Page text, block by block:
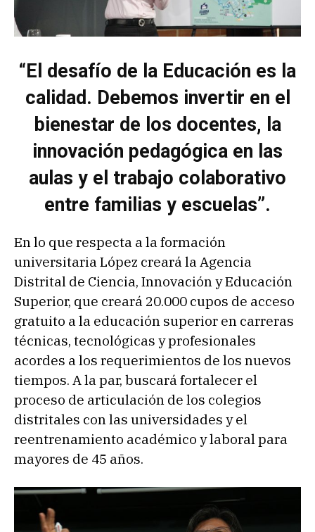
“El desafío de la Educación es la
calidad. Debemos invertir en el
bienestar de los docentes, la
innovación pedagógica en las
aulas y el trabajo colaborativo
entre familias y escuelas”.
En lo que respecta a la formación
universitaria López creará la Agencia
Distrital de Ciencia, Innovación y Educación
Superior, que creará 20.000 cupos de acceso
gratuito a la educación superior en carreras
técnicas, tecnológicas y profesionales
acordes a los requerimientos de los nuevos
tiempos. A la par, buscará fortalecer el
proceso de articulación de los colegios
distritales con las universidades y el
reentrenamiento académico y laboral para
mayores de 45 años.